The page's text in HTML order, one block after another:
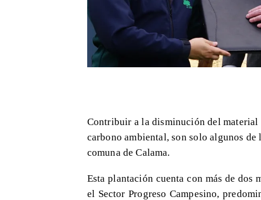
Contribuir a la disminución del
carbono ambiental, son solo algunos
comuna de Calama.
Esta plantación cuenta con más de dos
el Sector Progreso Campesino,